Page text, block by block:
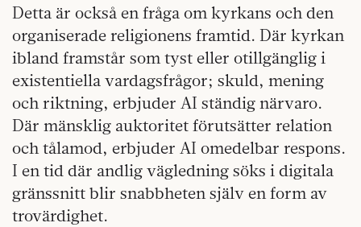
Detta är också en fråga om kyrkans och den
organiserade religionens framtid. Där kyrkan
ibland framstår som tyst eller otillgänglig i
existentiella vardagsfrågor; skuld, mening
och riktning, erbjuder AI ständig närvaro.
Där mänsklig auktoritet förutsätter relation
och tålamod, erbjuder AI omedelbar respons.
I en tid där andlig vägledning söks i digitala
gränssnitt blir snabbheten själv en form av
trovärdighet.